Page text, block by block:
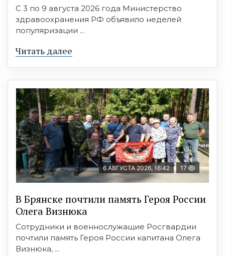
С 3 по 9 августа 2026 года Министерство
здравоохранения РФ объявило неделей
популяризации ...
Читать далее
6 АВГУСТА 2026, 16:42 17
В Брянске почтили память Героя России
Олега Визнюка
Сотрудники и военнослужащие Росгвардии
почтили память Героя России капитана Олега
Визнюка, ...